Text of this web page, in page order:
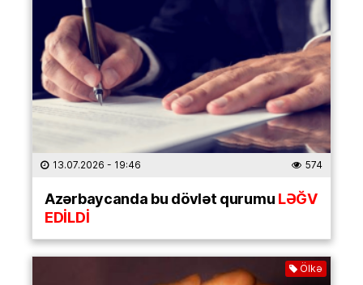
13.07.2026 - 19:46 574
Azərbaycanda bu dövlət qurumuLƏĞV
EDİLDİ
Ölkə